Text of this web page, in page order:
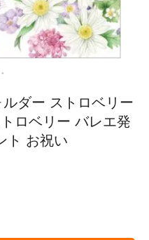
ダー ストロベリー
ロベリー バレエ発
ト お祝い